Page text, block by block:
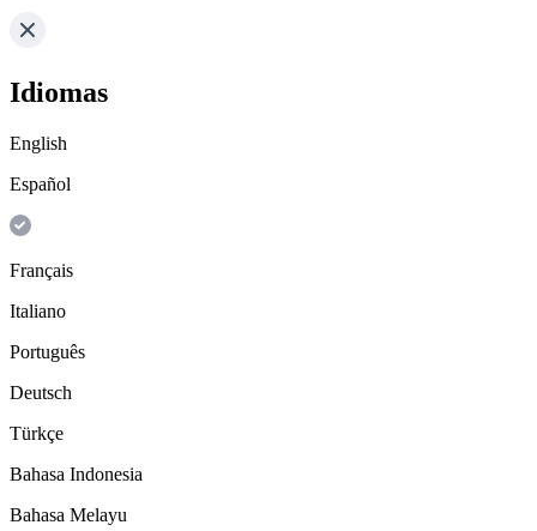
Idiomas
English
Español
Français
Italiano
Português
Deutsch
Türkçe
Bahasa Indonesia
Bahasa Melayu